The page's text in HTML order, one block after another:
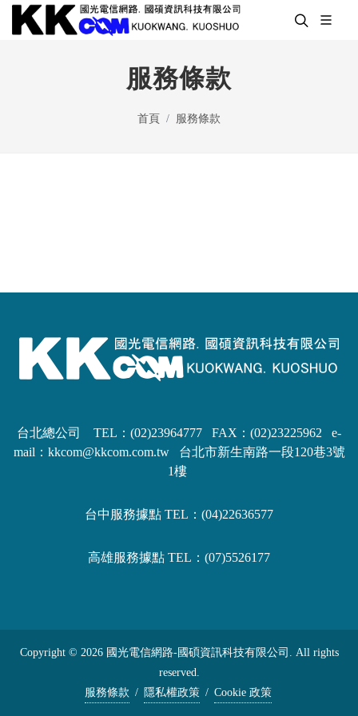
服務條款
首頁 服務條款
台北總公司 TEL：(02)23964777 FAX：(02)23225962 e-
mail：kkcom@kkcom.com.tw 台北市新生南路一段120巷3號
1樓
台中服務據點 TEL：(04)22636577
高雄服務據點 TEL：(07)5526177
Copyright © 2026 國光電信網路-國碩資訊科技有限公司. All rights
reserved.
服務條款 / 隱私權政策 / Cookie 政策